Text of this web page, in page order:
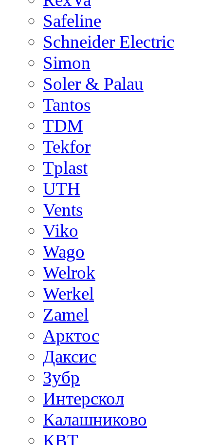
Safeline
Schneider Electric
Simon
Soler & Palau
Tantos
TDM
Tekfor
Tplast
UTH
Vents
Viko
Wago
Welrok
Werkel
Zamel
Арктос
Даксис
Зубр
Интерскол
Калашниково
КВТ